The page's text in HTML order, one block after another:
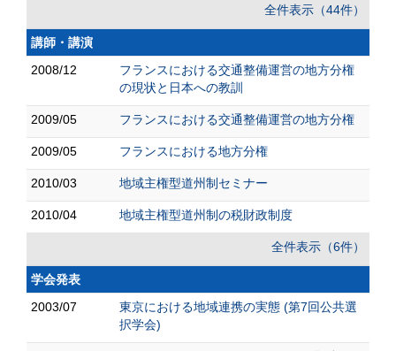
全件表示（44件）
講師・講演
2008/12
フランスにおける交通整備運営の地方分権
の現状と日本への教訓
2009/05 フランスにおける交通整備運営の地方分権
2009/05 フランスにおける地方分権
2010/03 地域主権型道州制セミナー
2010/04 地域主権型道州制の税財政制度
全件表示（6件）
学会発表
2003/07
東京における地域連携の実態 (第7回公共選
択学会)